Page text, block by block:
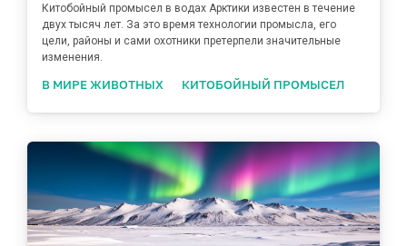
Китобойный промысел в водах Арктики известен в течение
двух тысяч лет. За это время технологии промысла, его
цели, районы и сами охотники претерпели значительные
изменения.
В МИРЕ ЖИВОТНЫХ КИТОБОЙНЫЙ ПРОМЫСЕЛ